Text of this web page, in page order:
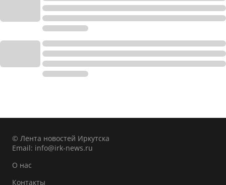
© Лента новостей Иркутска
Email: info@irk-news.ru
О нас
Контакты